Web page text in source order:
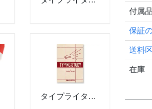
タイプライター教本
付属品
保証
送料
在庫